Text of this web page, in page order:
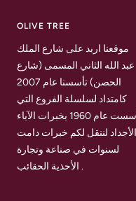
OLIVE TREE
موقعنا اربد على شارع الملك
عبد الله الثاني المسمى (شارع
الحصن) تأسسنا عام 2007
كامتداد لسلسلة الفروع التي
تأسست عام 1960 بخبرات الآباء
لننقل لكم خبرات دامت
لسنوات في صناعة وتجارة
الأحذية الحقائب .